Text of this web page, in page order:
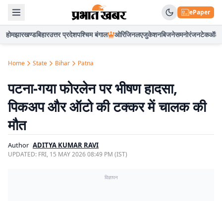
ePaper
होमझारखण्डबिहारउत्तर प्रदेशपश्चिम बंगाल ओरिजिनलएजुकेशनबिजनेसमनोरंजनटेकऑटो
Home State Bihar Patna
पटना-गया फोरलेन पर भीषण हादसा,
पिकअप और ऑटो की टक्कर में चालक की
मौत
Author ADITYA KUMAR RAVI
UPDATED: FRI, 15 MAY 2026 08:49 PM (IST)
विज्ञापन